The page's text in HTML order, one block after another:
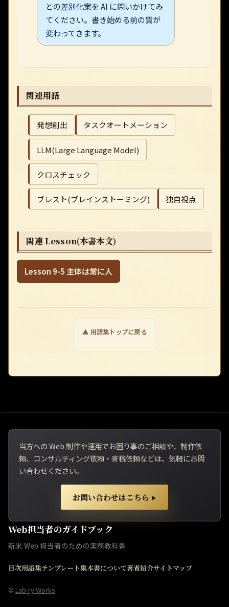
との差別化案を AI に問いかけてみ
てください。書き始める前の質が
変わってきます。
関連用語
発想創出 タスクオートメーション
LLM(Large Language Model)
クロスチェック
ブレスト(ブレインストーミング) 独自視点
関連 Lesson(本書本文)
Lesson 9-5 主体は常に人
▲ 用語集トップに戻る
Web担当者のガイドブック
新米 Web 担当者のための実務教科書
目次用語集テンプレート集本書について著者紹介サイトマップ
© Lab-ry Works
当方への Web 制作や運用でお困り事のご相談や、制作依
頼、コンサルティング依頼・寄稿依頼などは、気軽にお問
い合わせください。
お問い合わせはこちら ▶